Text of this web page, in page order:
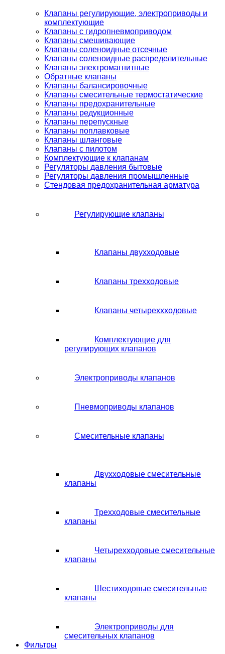
Клапаны регулирующие, электроприводы и
комплектующие
Клапаны с гидропневмоприводом
Клапаны смешивающие
Клапаны соленоидные отсечные
Клапаны соленоидные распределительные
Клапаны электромагнитные
Обратные клапаны
Клапаны балансировочные
Клапаны смесительные термостатические
Клапаны предохранительные
Клапаны редукционные
Клапаны перепускные
Клапаны поплавковые
Клапаны шланговые
Клапаны с пилотом
Комплектующие к клапанам
Регуляторы давления бытовые
Регуляторы давления промышленные
Стендовая предохранительная арматура
Регулирующие клапаны
Клапаны двухходовые
Клапаны трехходовые
Клапаны четыреххходовые
Комплектующие для
регулирующих клапанов
Электроприводы клапанов
Пневмоприводы клапанов
Смесительные клапаны
Двухходовые смесительные
клапаны
Трехходовые смесительные
клапаны
Четырехходовые смесительные
клапаны
Шестиходовые смесительные
клапаны
Электроприводы для
смесительных клапанов
Фильтры